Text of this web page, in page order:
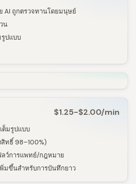
AI ถูกตรวจทานโดยมนุษย์
น
รูปแบบ
$1.25-$2.00/min
ต็มรูปแบบ
ทธิ์ 98–100%)
ลว์การแพทย์/กฎหมาย
มขึ้นสำหรับการบันทึกยาว